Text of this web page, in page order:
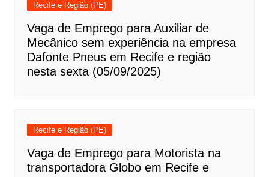
Recife e Região (PE)
Vaga de Emprego para Auxiliar de
Mecânico sem experiência na empresa
Dafonte Pneus em Recife e região
nesta sexta (05/09/2025)
Recife e Região (PE)
Vaga de Emprego para Motorista na
transportadora Globo em Recife e